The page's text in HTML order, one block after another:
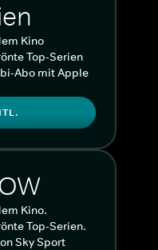
Kino
Top-Serien
Abo mit Apple
Kino.
Top-Serien.
Sky Sport